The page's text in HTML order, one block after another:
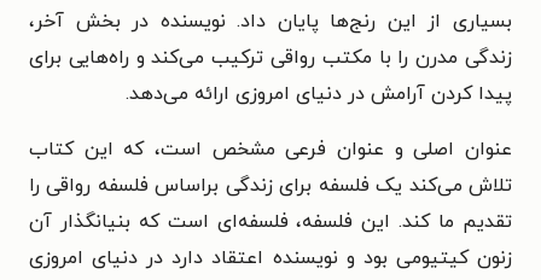
بسیاری از این رنج‌ها پایان داد. نویسنده در بخش آخر،
زندگی مدرن را با مکتب رواقی ترکیب می‌کند و راه‌هایی برای
پیدا کردن آرامش در دنیای امروزی ارائه می‌دهد.
عنوان اصلی و عنوان فرعی مشخص است، که این کتاب
تلاش می‌کند یک فلسفه برای زندگی براساس فلسفه رواقی را
تقدیم ما کند. این فلسفه، فلسفه‌ای است که بنیانگذار آن
زنون کیتیومی بود و نویسنده اعتقاد دارد در دنیای امروزی